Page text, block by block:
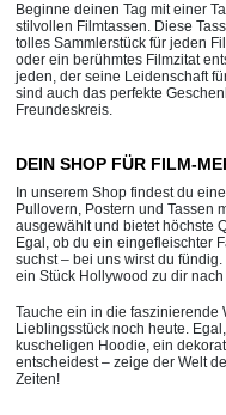
Beginne deinen Tag mit einer
stilvollen Filmtassen. Diese
tolles Sammlerstück für jeden
oder ein berühmtes Filmzitat
jeden, der seine Leidenschaft
sind auch das perfekte
Freundeskreis.
DEIN SHOP FÜR FILM-
In unserem Shop findest du
Pullovern, Postern und Tassen
ausgewählt und bietet höchste
Egal, ob du ein eingefleischter
suchst – bei uns wirst du
ein Stück Hollywood zu dir
Tauche ein in die faszinierende
Lieblingsstück noch heute.
kuscheligen Hoodie, ein
entscheidest – zeige der Welt
Zeiten!